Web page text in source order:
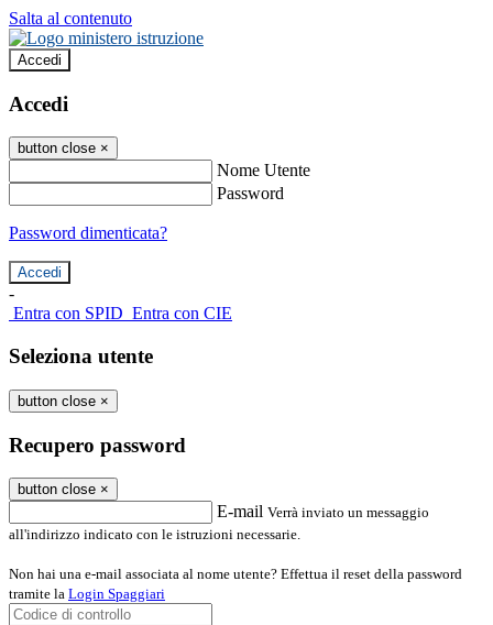
Salta al contenuto
Accedi
Accedi
button close ×
Nome Utente
Password
Password dimenticata?
-
Entra con SPID Entra con CIE
Seleziona utente
button close ×
Recupero password
button close ×
E-mail Verrà inviato un messaggio
all'indirizzo indicato con le istruzioni necessarie.
Non hai una e-mail associata al nome utente? Effettua il reset della password
tramite la Login Spaggiari